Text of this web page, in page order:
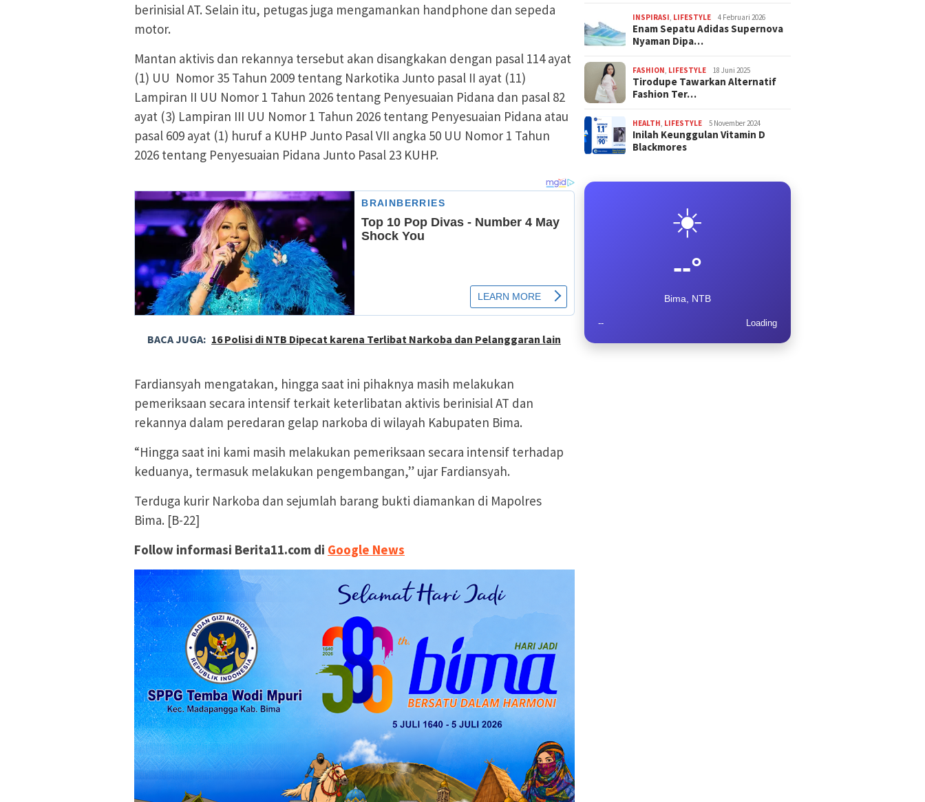
berinisial AT. Selain itu, petugas juga mengamankan handphone dan sepeda
motor.
Mantan aktivis dan rekannya tersebut akan disangkakan dengan pasal 114 ayat
(1) UU Nomor 35 Tahun 2009 tentang Narkotika Junto pasal II ayat (11)
Lampiran II UU Nomor 1 Tahun 2026 tentang Penyesuaian Pidana dan pasal 82
ayat (3) Lampiran III UU Nomor 1 Tahun 2026 tentang Penyesuaian Pidana atau
pasal 609 ayat (1) huruf a KUHP Junto Pasal VII angka 50 UU Nomor 1 Tahun
2026 tentang Penyesuaian Pidana Junto Pasal 23 KUHP.
BACA JUGA: 16 Polisi di NTB Dipecat karena Terlibat Narkoba dan Pelanggaran lain
Fardiansyah mengatakan, hingga saat ini pihaknya masih melakukan
pemeriksaan secara intensif terkait keterlibatan aktivis berinisial AT dan
rekannya dalam peredaran gelap narkoba di wilayah Kabupaten Bima.
“Hingga saat ini kami masih melakukan pemeriksaan secara intensif terhadap
keduanya, termasuk melakukan pengembangan,” ujar Fardiansyah.
Terduga kurir Narkoba dan sejumlah barang bukti diamankan di Mapolres
Bima. [B-22]
Follow informasi Berita11.com di Google News
INSPIRASI, LIFESTYLE 4 Februari 2026
Enam Sepatu Adidas Supernova
Nyaman Dipa…
FASHION, LIFESTYLE 18 Juni 2025
Tirodupe Tawarkan Alternatif
Fashion Ter…
HEALTH, LIFESTYLE 5 November 2024
Inilah Keunggulan Vitamin D
Blackmores
☀️
--°
Bima, NTB
-- Loading